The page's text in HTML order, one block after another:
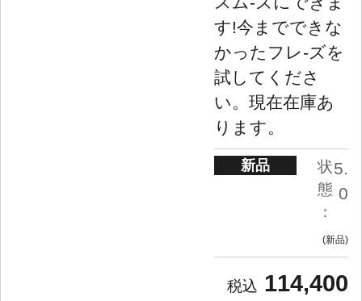
す!今までできな
かったフレ-ズを
試してくださ
い。現在在庫あ
ります。
新品
状
態
：
5.
0
新品
114,400